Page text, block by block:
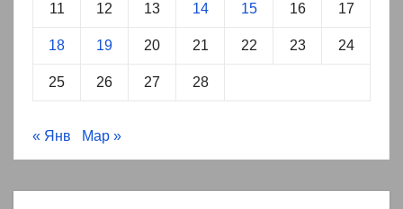
11 12 13 14 15 16 17
18 19 20 21 22 23 24
25 26 27 28
« Янв Мар »